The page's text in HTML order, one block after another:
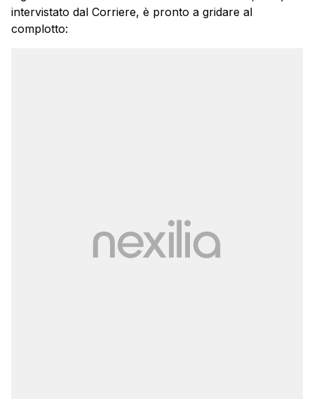
intervistato dal Corriere, è pronto a gridare al
complotto: